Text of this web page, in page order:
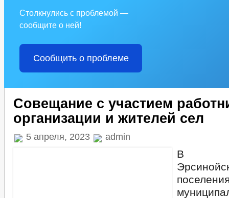
Столкнулись с проблемой —
сообщите о ней!
Сообщить о проблеме
Совещание с участием
организации и жителей сел
5 апреля, 2023 admin
В